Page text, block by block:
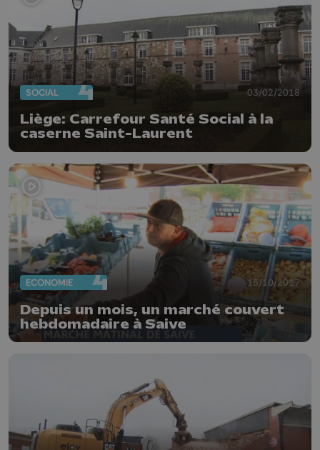
SOCIAL 03/02/2018
Liège: Carrefour Santé Social à la
caserne Saint-Laurent
ECONOMIE 15/10/2017
Depuis un mois, un marché couvert
hebdomadaire à Saive